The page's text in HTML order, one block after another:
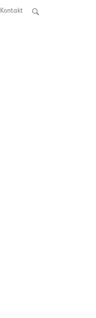
Kontakt